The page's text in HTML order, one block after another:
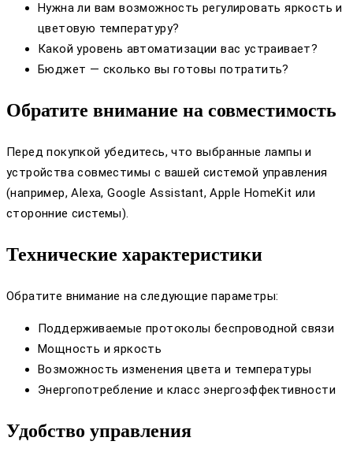
Нужна ли вам возможность регулировать яркость и
цветовую температуру?
Какой уровень автоматизации вас устраивает?
Бюджет — сколько вы готовы потратить?
Обратите внимание на совместимость
Перед покупкой убедитесь, что выбранные лампы и
устройства совместимы с вашей системой управления
(например, Alexa, Google Assistant, Apple HomeKit или
сторонние системы).
Технические характеристики
Обратите внимание на следующие параметры:
Поддерживаемые протоколы беспроводной связи
Мощность и яркость
Возможность изменения цвета и температуры
Энергопотребление и класс энергоэффективности
Удобство управления